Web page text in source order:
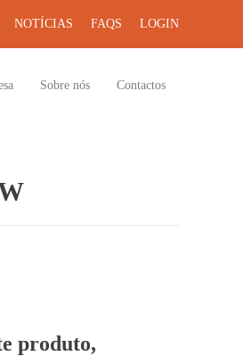
NOTÍCIAS FAQS LOGIN
Sobre nós Contactos
produto,